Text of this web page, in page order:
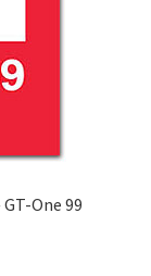
One 99